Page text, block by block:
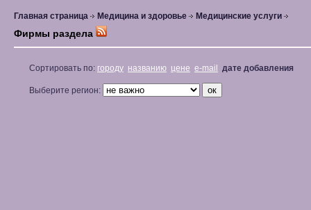
Главная страница Медицина и здоровье Медицинские услуги
Фирмы раздела
Сортировать по: городу названию цене e-mail дате добавления
Выберите регион: